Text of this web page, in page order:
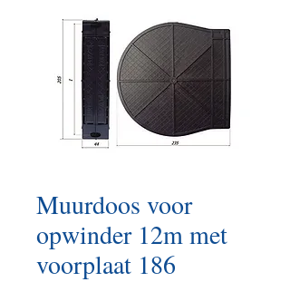
Muurdoos voor
opwinder 12m met
voorplaat 186